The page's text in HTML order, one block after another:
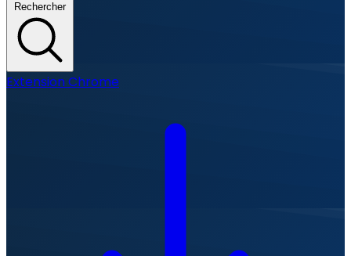
Rechercher
Extension Chrome